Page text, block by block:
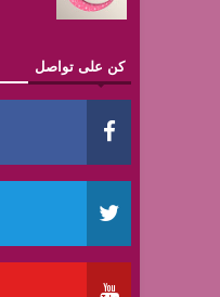
كن على تواصل